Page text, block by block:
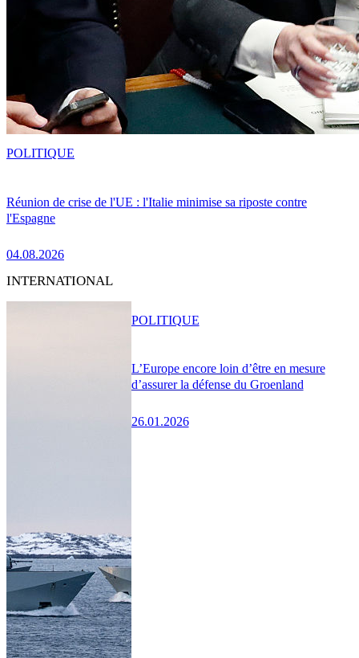
Réunion de crise de l'UE : l'Italie minimise sa riposte contre
l'Espagne
04.08.2026
POLITIQUE
INTERNATIONAL
L’Europe encore loin d’être en mesure
d’assurer la défense du Groenland
26.01.2026
POLITIQUE